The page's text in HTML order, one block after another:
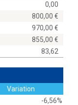
0,00
800,00
970,00
855,00
83,62
Variation
-6,56%